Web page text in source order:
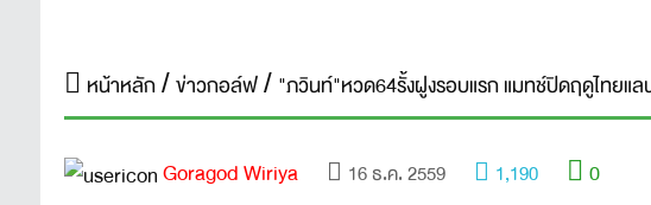
หน้าหลัก ข่าวกอล์ฟ "ภวินท์"หวด64รั้งฝูงรอบแรก แมทช์ปิดฤดูไทยแ
Goragod Wiriya 16 ธ.ค. 2559 1,190
0